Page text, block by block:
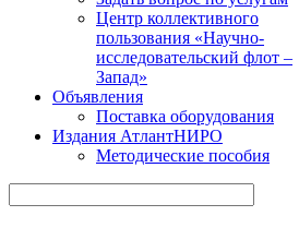
Центр коллективного
пользования «Научно-
исследовательский флот –
Запад»
Объявления
Поставка оборудования
Издания АтлантНИРО
Методические пособия